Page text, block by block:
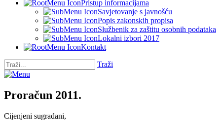
Pristup informacijama
Savjetovanje s javnošću
Popis zakonskih propisa
Službenik za zaštitu osobnih podataka
Lokalni izbori 2017
Kontakt
Traži
Proračun 2011.
Cijenjeni sugrađani,